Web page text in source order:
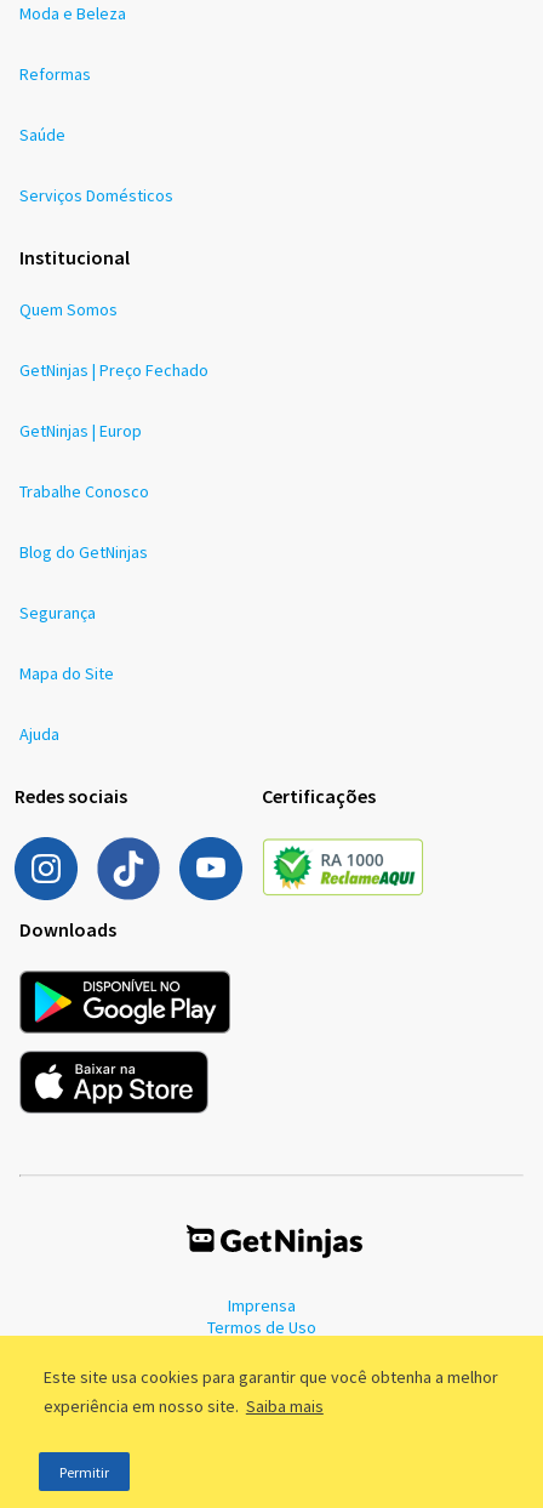
Este site usa cookies para garantir que você obtenha a melhor
experiência em nosso site. Saiba mais
Permitir
Moda e Beleza
Reformas
Saúde
Serviços Domésticos
Institucional
Quem Somos
GetNinjas | Preço Fechado
GetNinjas | Europ
Trabalhe Conosco
Blog do GetNinjas
Segurança
Mapa do Site
Ajuda
Redes sociais Certificações
Downloads
Imprensa
Termos de Uso
©2011 - 2026, GetNinjas LTDA. CNPJ 55.744.877/0001-89 - Rua Dr.
Fernandes Coelho, 85 - 3º andar - São Paulo/SP - Brasil